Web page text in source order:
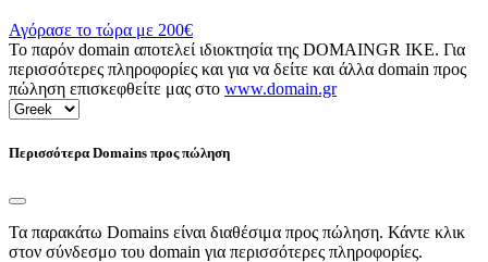
Αγόρασε το τώρα με 200€
Το παρόν domain αποτελεί ιδιοκτησία της DOMAINGR ΙΚΕ. Για
περισσότερες πληροφορίες και για να δείτε και άλλα domain προς
πώληση επισκεφθείτε μας στο www.domain.gr
Περισσότερα Domains προς πώληση
Τα παρακάτω Domains είναι διαθέσιμα προς πώληση. Κάντε κλικ
στον σύνδεσμο του domain για περισσότερες πληροφορίες.